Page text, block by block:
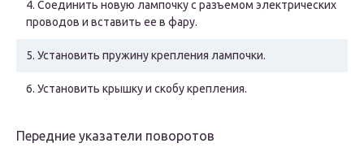
4. Соединить новую лампочку с разъемом электрических
проводов и вставить ее в фару.
5. Установить пружину крепления лампочки.
6. Установить крышку и скобу крепления.
Передние указатели поворотов